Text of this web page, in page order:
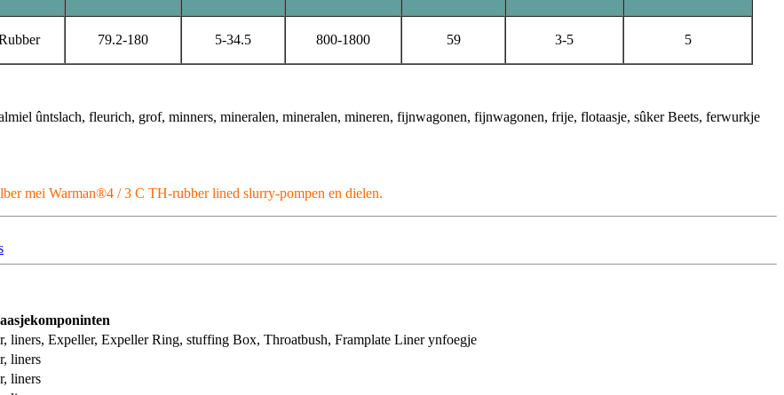
79.2-180 5-34.5 800-1800 59 3-5 5
ûntslach, fleurich, grof, minners, mineralen, mineralen, mineren, fijnwagonen, fijnwagonen, frije, flotaasje, sûker Beets, ferwurkje
mei Warman®4 / 3 C TH-rubber lined slurry-pompen en dielen.
liners, Expeller, Expeller Ring, stuffing Box, Throatbush, Framplate Liner ynfoegje
liners
liners